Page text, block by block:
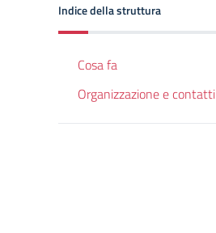
Indice della struttura
Cosa fa
Organizzazione e contatti